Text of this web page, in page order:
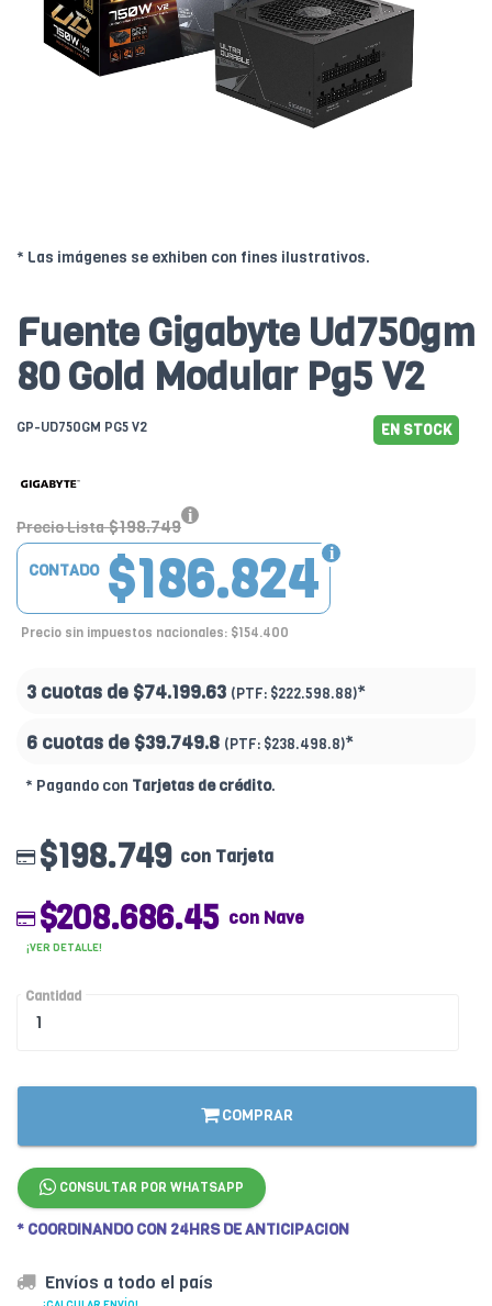
* Las imágenes se exhiben con fines ilustrativos.
Fuente Gigabyte Ud750gm
80 Gold Modular Pg5 V2
GP-UD750GM PG5 V2 EN STOCK
Precio Lista $198.749
$186.824
CONTADO
Precio sin impuestos nacionales: $154.400
3 cuotas de $74.199.63 (PTF: $222.598.88)*
6 cuotas de $39.749.8 (PTF: $238.498.8)*
* Pagando con Tarjetas de crédito.
$198.749 con Tarjeta
$208.686.45 con Nave
¡VER DETALLE!
Cantidad
COMPRAR
CONSULTAR POR WHATSAPP
* COORDINANDO CON 24HRS DE ANTICIPACION
Envíos a todo el país